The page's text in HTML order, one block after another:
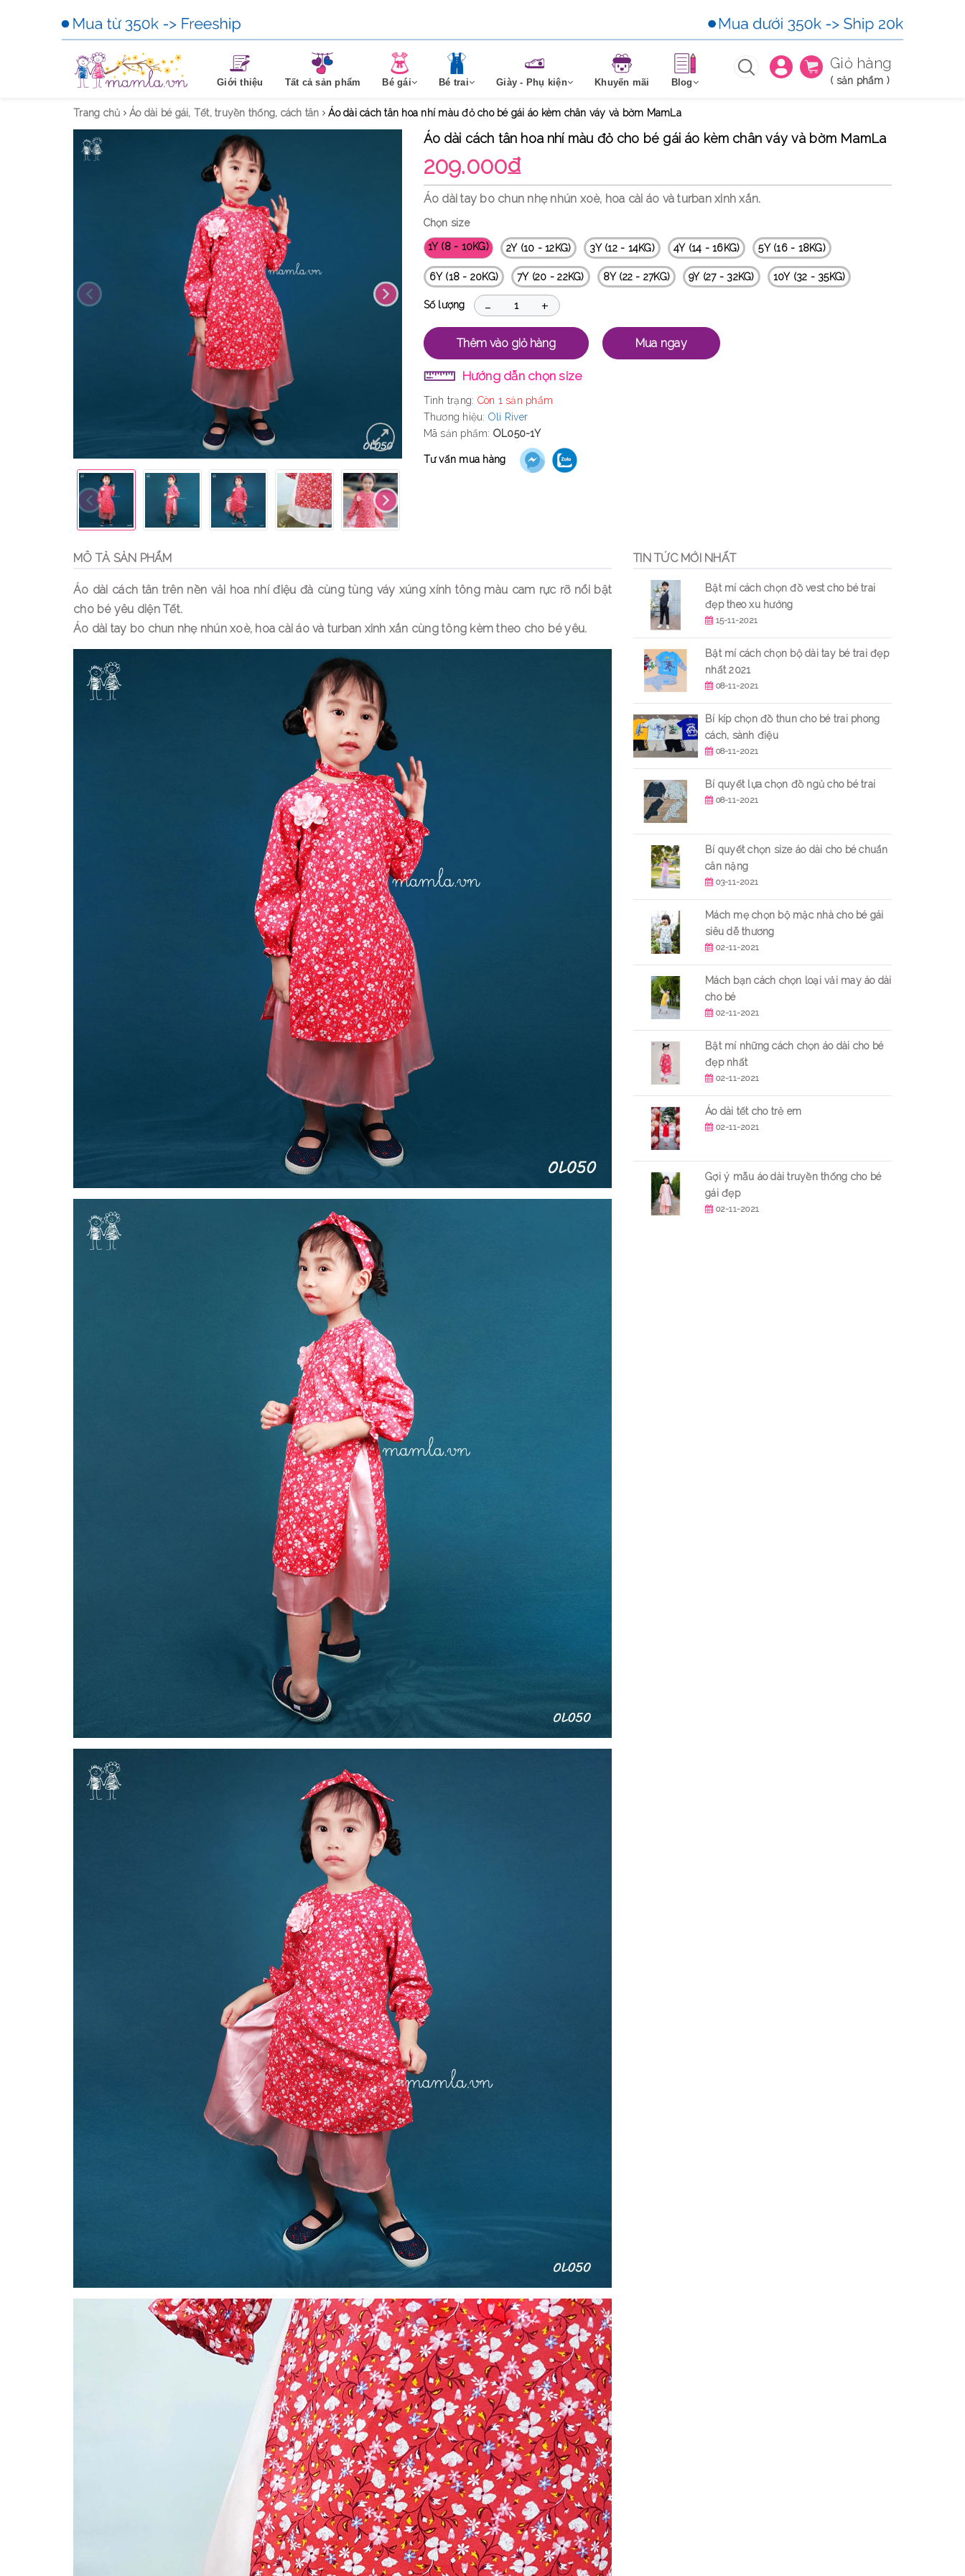
Giới thiệu Tất cả sản phẩm Bé gái Bé trai Giày - Phụ kiện Khuyến mãi Blog
Giỏ hàng
( sản phẩm )
Trang chủ Áo dài bé gái, Tết, truyền thống, cách tân Áo dài cách tân hoa nhí màu đỏ cho bé gái áo kèm chân váy và bờm MamLa
Áo dài cách tân hoa nhí màu đỏ cho bé gái áo kèm chân váy và bờm MamLa
209.000₫
Áo dài tay bo chun nhẹ nhún xoè, hoa cài áo và turban xinh xắn.
Chọn size
1Y (8 - 10KG) 2Y (10 - 12KG) 3Y (12 - 14KG) 4Y (14 - 16KG) 5Y (16 - 18KG)
6Y (18 - 20KG) 7Y (20 - 22KG) 8Y (22 - 27KG) 9Y (27 - 32KG) 10Y (32 - 35KG)
Số lượng +
-
Thêm vào giỏ hàng Mua ngay
Hướng dẫn chọn size
Tình trạng: Còn 1 sản phẩm
Thương hiệu: Oli River
Mã sản phẩm: OL050-1Y
Tư vấn mua hàng
MÔ TẢ SẢN PHẨM
Áo dài cách tân trên nền vải hoa nhí điệu đà cùng tùng váy xúng xính tông màu cam rực rỡ nổi bật
cho bé yêu diện Tết.
Áo dài tay bo chun nhẹ nhún xoè, hoa cài áo và turban xinh xắn cùng tông kèm theo cho bé yêu.
TIN TỨC MỚI NHẤT
Bật mí cách chọn đồ vest cho bé trai
đẹp theo xu hướng
15-11-2021
Bật mí cách chọn bộ dài tay bé trai đẹp
nhất 2021
08-11-2021
Bí kíp chọn đồ thun cho bé trai phong
cách, sành điệu
08-11-2021
Bí quyết lựa chọn đồ ngủ cho bé trai
08-11-2021
Bí quyết chọn size áo dài cho bé chuẩn
cân nặng
03-11-2021
Mách mẹ chọn bộ mặc nhà cho bé gái
siêu dễ thương
02-11-2021
Mách bạn cách chọn loại vải may áo dài
cho bé
02-11-2021
Bật mí những cách chọn áo dài cho bé
đẹp nhất
02-11-2021
Áo dài tết cho trẻ em
02-11-2021
Gợi ý mẫu áo dài truyền thống cho bé
gái đẹp
02-11-2021